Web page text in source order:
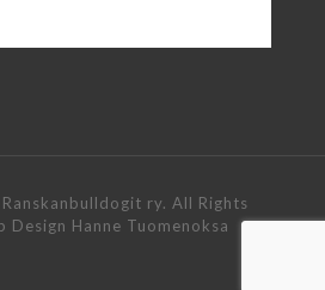
ry. All Rights
Design Hanne Tuomenoksa